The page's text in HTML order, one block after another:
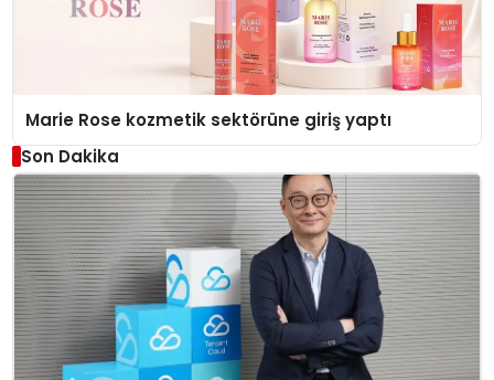
Marie Rose kozmetik sektörüne giriş yaptı
Son Dakika